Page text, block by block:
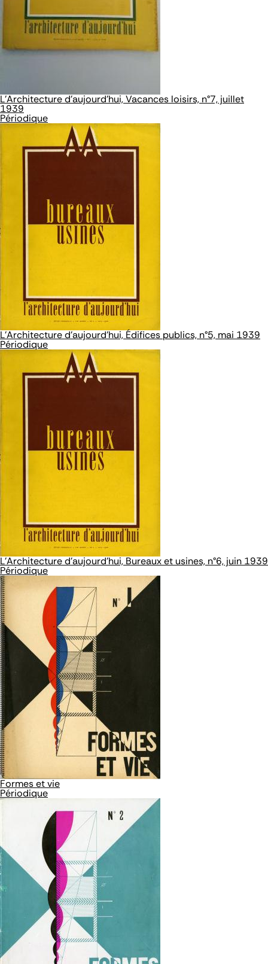
L'Architecture d'aujourd'hui, Vacances loisirs, n°7, juillet
1939
Périodique
L'Architecture d'aujourd'hui, Édifices publics, n°5, mai 1939
Périodique
L'Architecture d'aujourd'hui, Bureaux et usines, n°6, juin 1939
Périodique
Formes et vie
Périodique